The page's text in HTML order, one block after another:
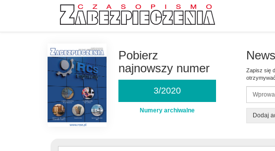
Pobierz
najnowszy numer
3/2020
Numery archiwalne
Zapisz się
Dodaj